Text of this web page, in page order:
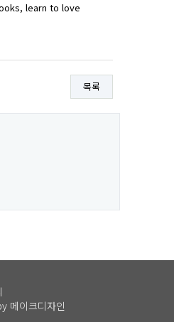
learn to love
목록
메이크디자인